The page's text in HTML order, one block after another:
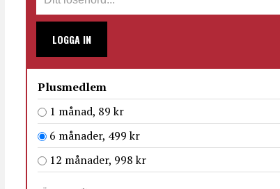
LOGGA IN
Plusmedlem
1 månad, 89 kr
6 månader, 499 kr
12 månader, 998 kr